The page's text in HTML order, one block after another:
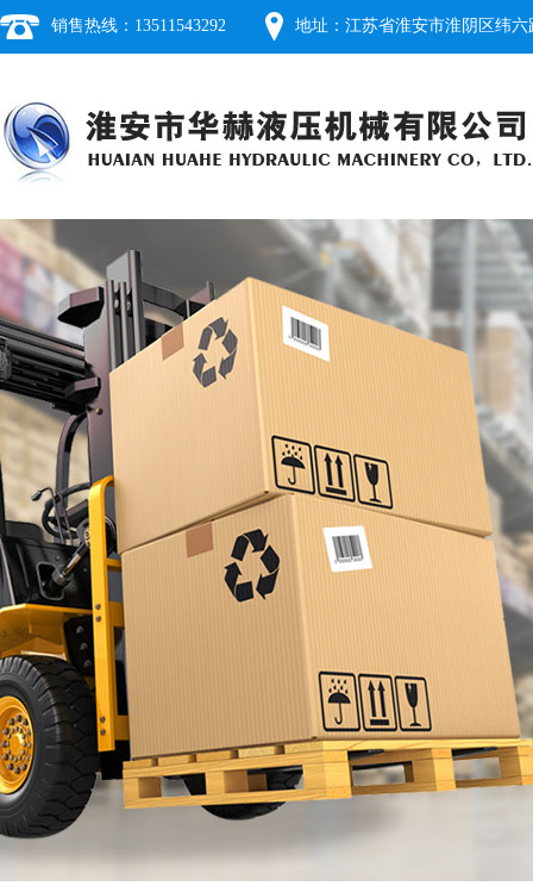
销售热线：13511543292 地址：江苏省淮安市淮阴区纬六